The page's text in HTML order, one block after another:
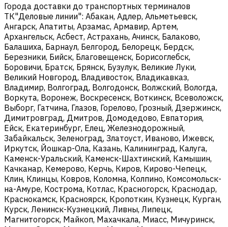
Города доставки до транспортных терминалов
ТК"Деловые линии": Абакан, Адлер, Альметьевск,
Ангарск, Апатиты, Арзамас, Армавир, Артем,
Архангельск, Асбест, Астрахань, Ачинск, Балаково,
Балашиха, Барнаул, Белгород, Белорецк, Бердск,
Березники, Бийск, Благовещенск, Борисоглебск,
Боровичи, Братск, Брянск, Бузулук, Великие Луки,
Великий Новгород, Владивосток, Владикавказ,
Владимир, Волгоград, Волгодонск, Волжский, Вологда,
Воркута, Воронеж, Воскресенск, Воткинск, Всеволожск,
Выборг, Гатчина, Глазов, Горелово, Грозный, Дзержинск,
Димитровград, Дмитров, Домодедово, Евпатория,
Ейск, Екатеринбург, Елец, Железнодорожный,
Забайкальск, Зеленоград, Златоуст, Иваново, Ижевск,
Иркутск, Йошкар-Ола, Казань, Калининград, Калуга,
Каменск-Уральский, Каменск-Шахтинский, Камышин,
Качканар, Кемерово, Керчь, Киров, Кирово-Чепецк,
Клин, Клинцы, Ковров, Коломна, Колпино, Комсомольск-
на-Амуре, Кострома, Котлас, Красногорск, Краснодар,
Краснокамск, Красноярск, Кропоткин, Кузнецк, Курган,
Курск, Ленинск-Кузнецкий, Ливны, Липецк,
Магнитогорск, Майкоп, Махачкала, Миасс, Мичуринск,